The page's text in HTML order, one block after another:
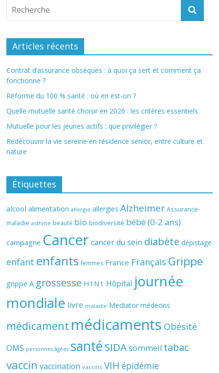
Articles récents
Contrat d’assurance obsèques : à quoi ça sert et comment ça
fonctionne ?
Réforme du 100 % santé : où en est-on ?
Quelle mutuelle santé choisir en 2026 : les critères essentiels
Mutuelle pour les jeunes actifs : que privilégier ?
Redécouvrir la vie sereine en résidence senior, entre culture et
nature
Étiquettes
alcool alimentation allergie allergies Alzheimer Assurance-
maladie asthme beauté bio biodiversité bébé (0-2 ans)
campagne Cancer cancer du sein diabète dépistage
enfant enfants femmes France Français Grippe
grippe A grossesse H1N1 Hôpital journée
mondiale livre maladie Mediator médecins
médicament médicaments Obésité
OMS personnes âgées santé SIDAsommeil tabac
vaccin vaccination vaccins VIH épidémie